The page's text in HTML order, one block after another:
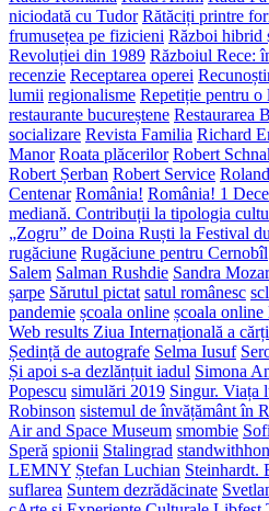
niciodată cu Tudor Rătăciți printre
frumusețea pe fizicieni Război hibrid
Revoluției din 1989 Războiul Rece:
recenzie Receptarea operei
lumii regionalisme Repetiție pentru o
restaurante bucureștene Restaurarea
socializare Revista Familia Richard
Manor Roata plăcerilor Robert
Robert Șerban Robert Service
Centenar România! România! 1
mediană. Contribuții la tipologia
„Zogru” de Doina Ruști la Festival
rugăciune Rugăciune pentru Cernobîl
Salem Salman Rushdie Sandra
șarpe Sărutul pictat satul românesc
pandemie școala online școala online
Web results Ziua Internațională a
Ședință de autografe Selma Iusuf
Și apoi s-a dezlănțuit iadul Simona
Popescu simulări 2019 Singur. Viața
Robinson sistemul de învățământ în
Air and Space Museum smombie
Speră spionii Stalingrad
LEMNY Ștefan Luchian Steinhardt.
suflarea Suntem dezrădăcinate